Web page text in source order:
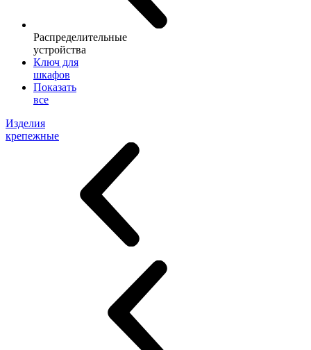
Распределительные
устройства
Ключ для
шкафов
Показать
все
Изделия
крепежные